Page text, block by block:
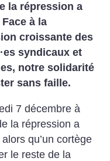
la répression a
à la
croissante des
·es syndicaux et
notre solidarité
sans faille.
7 décembre à
la répression a
qu’un cortège
le reste de la